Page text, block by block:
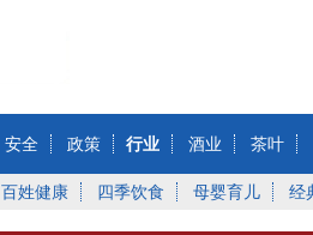
安全 政策 行业 酒业 茶叶
百姓健康 四季饮食 母婴育儿 经